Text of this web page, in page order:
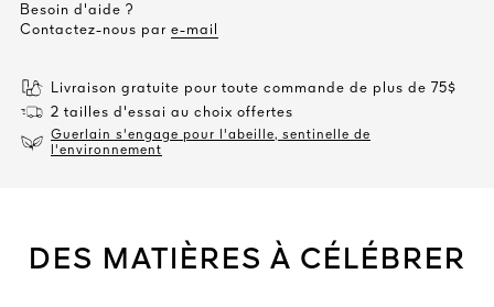
Besoin d'aide ?
Contactez-nous par e-mail
Livraison gratuite pour toute commande de plus de 75$
2 tailles d'essai au choix offertes
Guerlain s'engage pour l'abeille, sentinelle de
l'environnement
DES MATIÈRES À CÉLÉBRER